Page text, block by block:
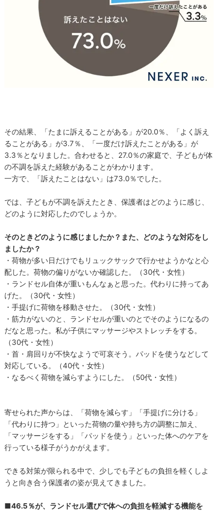
その結果、「たまに訴えることがある」が20.0％、「よく訴え
ることがある」が3.7％、「一度だけ訴えたことがある」が
3.3％となりました。合わせると、27.0％の家庭で、子どもが体
の不調を訴えた経験があることがわかります。
一方で、「訴えたことはない」は73.0％でした。
では、子どもが不調を訴えたとき、保護者はどのように感じ、
どのように対応したのでしょうか。
そのときどのように感じましたか？また、どのような対応をし
ましたか？
・荷物が多い日だけでもリュックサックで行かせようかなと心
配した。荷物の偏りがないか確認した。（30代・女性）
・ランドセル自体が重いもんなぁと思った。代わりに持ってあ
げた。（30代・女性）
・手提げに荷物を移動させた。（30代・女性）
・筋力がないのと、ランドセルが重いのとでそのようになるの
だなと思った。私が子供にマッサージやストレッチをする。
（30代・女性）
・首・肩回りが不快なようで可哀そう。パッドを使うなどして
対応している。（40代・女性）
・なるべく荷物を減らすようにした。（50代・女性）
寄せられた声からは、「荷物を減らす」「手提げに分ける」
「代わりに持つ」といった荷物の量や持ち方の調整に加え、
「マッサージをする」「パッドを使う」といった体へのケアを
行っている様子がうかがえます。
できる対策が限られる中で、少しでも子どもの負担を軽くしよ
うと向き合う保護者の姿が見えてきました。
■46.5％が、ランドセル選びで体への負担を軽減する機能を